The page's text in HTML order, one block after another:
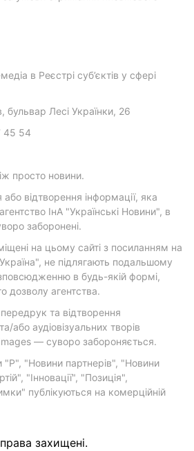
в Реєстрі суб’єктів у сфері
бульвар Лесі Українки, 26
45 54
просто новини.
відтворення інформації, яка
ІнА "Українські Новини", в
заборонені.
на цьому сайті з посиланням на
не підлягають подальшому
в будь-якій формі,
дозволу агентства.
та відтворення
або аудіовізуальних творів
— суворо забороняється.
"Р", "Новини партнерів", "Новини
"Інновації", "Позиція",
публікуються на комерційній
захищені.